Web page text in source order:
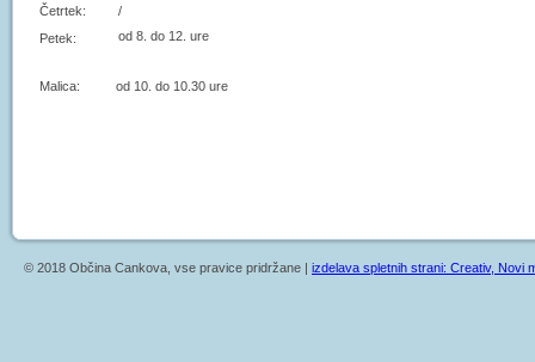
Četrtek:
/
Petek:
od 8. do 12. ure
Malica: od 10. do 10.30 ure
© 2018 Občina Cankova, vse pravice pridržane | izdelava spletnih strani: Creativ, Novi